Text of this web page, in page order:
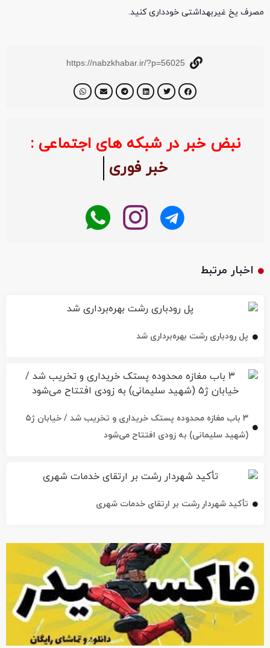
مصرف یخ غیربهداشتی خودداری کنید.
https://nabzkhabar.ir/?p=56025
نبض خبر در شبکه های اجتماعی :
خبر فوری
اخبار مرتبط
پل رودباری رشت بهره‌برداری شد
۳ باب مغازه محدوده پستک خریداری و تخریب شد / خیابان ژ۵
(شهید سلیمانی) به زودی افتتاح می‌شود
تأکید شهردار رشت بر ارتقای خدمات شهری